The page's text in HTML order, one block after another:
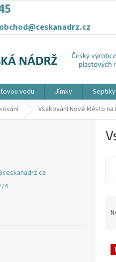
obchod@ceskanadrz.cz
vodu Jímky Septiky
Vsakování Nové Město na
ceskanadrz.cz
nV